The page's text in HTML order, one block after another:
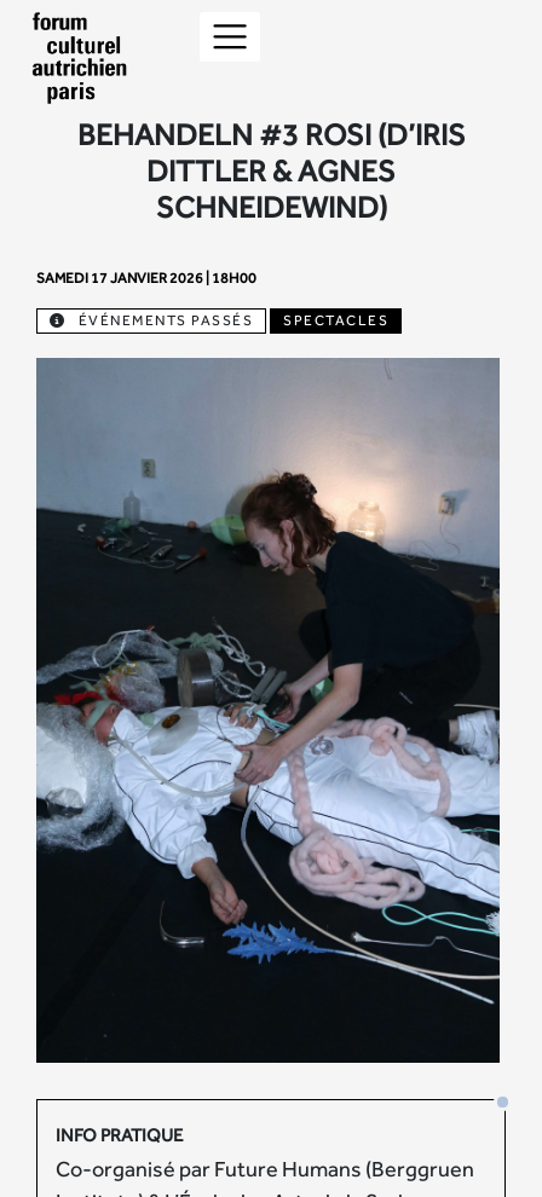
BEHANDELN #3 ROSI (D’IRIS
DITTLER & AGNES
SCHNEIDEWIND)
SAMEDI 17 JANVIER 2026 | 18H00
ÉVÉNEMENTS PASSÉS SPECTACLES
INFO PRATIQUE
Co-organisé par Future Humans (Berggruen